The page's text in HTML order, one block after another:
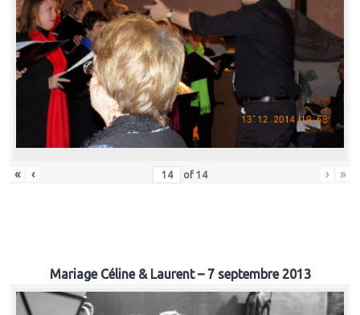
« ‹ of 14 › »
Mariage Céline & Laurent – 7 septembre 2013